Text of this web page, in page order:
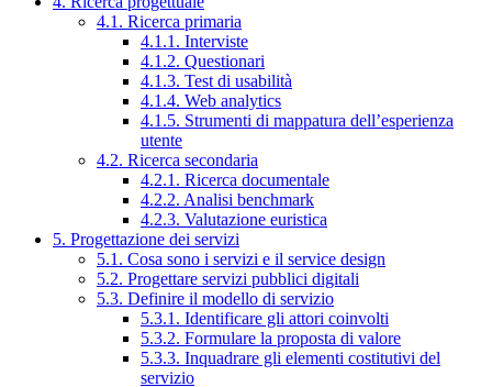
4.1. Ricerca primaria
4.1.1. Interviste
4.1.2. Questionari
4.1.3. Test di usabilità
4.1.4. Web analytics
4.1.5. Strumenti di mappatura dell’esperienza
utente
4.2. Ricerca secondaria
4.2.1. Ricerca documentale
4.2.2. Analisi benchmark
4.2.3. Valutazione euristica
5. Progettazione dei servizi
5.1. Cosa sono i servizi e il service design
5.2. Progettare servizi pubblici digitali
5.3. Definire il modello di servizio
5.3.1. Identificare gli attori coinvolti
5.3.2. Formulare la proposta di valore
5.3.3. Inquadrare gli elementi costitutivi del
servizio